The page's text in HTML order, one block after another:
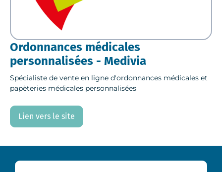
Ordonnances médicales
personnalisées - Medivia
Spécialiste de vente en ligne d'ordonnances médicales et
papèteries médicales personnalisées
Lien vers le site